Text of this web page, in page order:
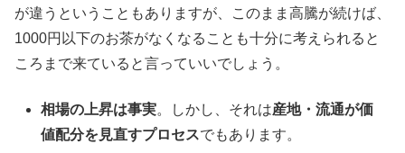
が違うということもありますが、このまま高騰が続けば、
1000円以下のお茶がなくなることも十分に考えられると
ころまで来ていると言っていいでしょう。
相場の上昇は事実。しかし、それは産地・流通が価
値配分を見直すプロセスでもあります。